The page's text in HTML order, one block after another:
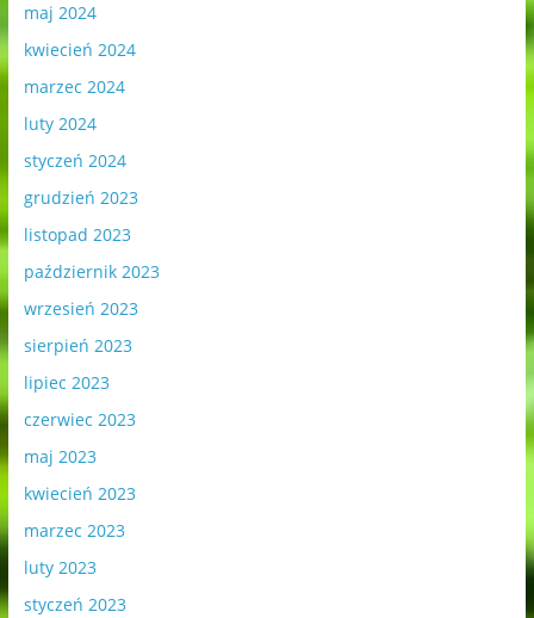
maj 2024
kwiecień 2024
marzec 2024
luty 2024
styczeń 2024
grudzień 2023
listopad 2023
październik 2023
wrzesień 2023
sierpień 2023
lipiec 2023
czerwiec 2023
maj 2023
kwiecień 2023
marzec 2023
luty 2023
styczeń 2023